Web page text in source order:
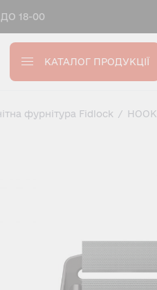
18-00
КАТАЛОГ ПРОДУКЦІЇ
фурнітура Fidlock / HOOK